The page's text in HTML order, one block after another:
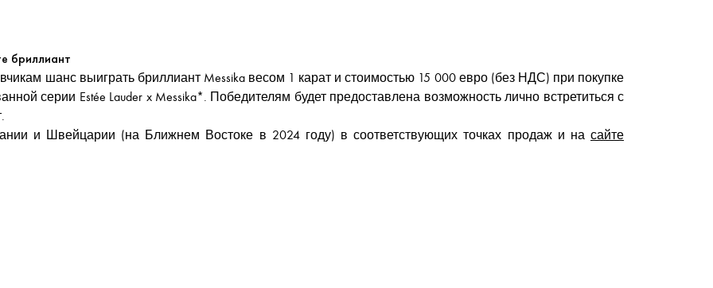
бриллиант
шанс выиграть бриллиант Messika весом 1 карат и стоимостью 15 000 евро (без НДС) при покупке
серии Estée Lauder x Messika*. Победителям будет предоставлена возможность лично встретиться с
и Швейцарии (на Ближнем Востоке в 2024 году) в соответствующих точках продаж и на сайте